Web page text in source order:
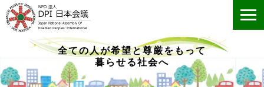
全ての人が希望と尊厳をもって
暮らせる社会へ